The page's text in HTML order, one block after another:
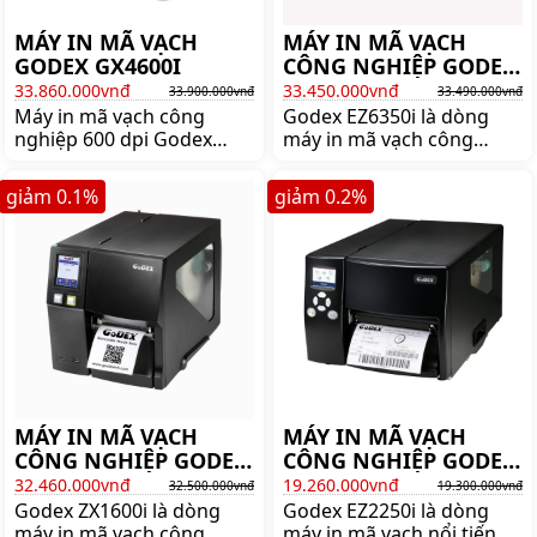
MÁY IN MÃ VẠCH
GODEX GX4600I
33.860.000vnđ 33.900.000vnđ
Máy in mã vạch công
nghiệp 600 dpi Godex
tốt giá cực rẻ, phù hợp với
mọi doanh nghiệp. Mua
máy in Godex GX4600I
chính hãng lên ngay
shoppos.
MÁY IN MÃ VẠCH
CÔNG NGHIỆP GODEX
EZ6350i
33.450.000vnđ 33.490.000vnđ
Godex EZ6350i là dòng
máy in mã vạch công
300dpi bền bỉ đáng mua
nhất của Godex. Mua máy
in mã vạch Godex EZ6350i
chính hãng lên ngay
shoppos.vn
MÁY IN MÃ VẠCH
CÔNG NGHIỆP GODEX
ZX1600i
32.460.000vnđ 32.500.000vnđ
Godex ZX1600i là dòng
giảm 0.1%
MÁY IN MÃ VẠCH
CÔNG NGHIỆP GODEX
EZ2250i
19.260.000vnđ 19.300.000vnđ
Godex EZ2250i là dòng
giảm 0.2%